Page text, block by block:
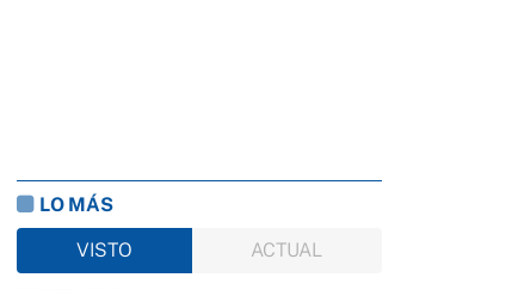
LO MÁS
VISTO
ACTUAL